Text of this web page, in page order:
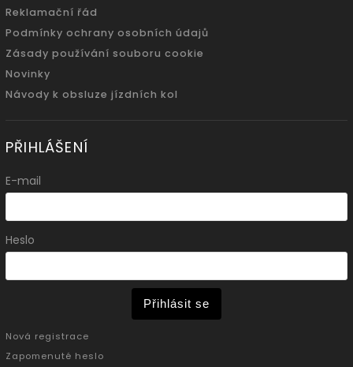
Reklamační řád
Podmínky ochrany osobních údajů
Zásady používání souboru cookie
Novinky
Návody k obsluze jízdních kol
PŘIHLÁŠENÍ
E-mail
Heslo
Přihlásit se
Nová registrace
Zapomenuté heslo